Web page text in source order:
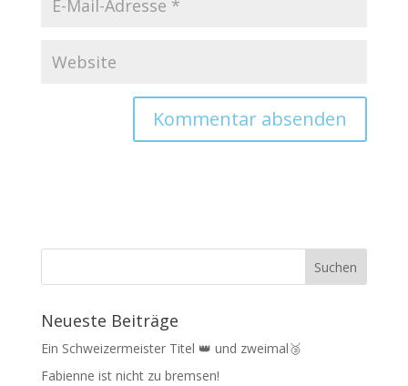
Neueste Beiträge
Ein Schweizermeister Titel 👑 und zweimal🥉
Fabienne ist nicht zu bremsen!